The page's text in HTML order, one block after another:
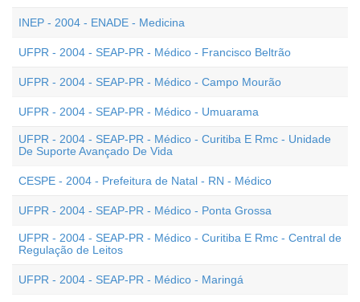
INEP - 2004 - ENADE - Medicina
UFPR - 2004 - SEAP-PR - Médico - Francisco Beltrão
UFPR - 2004 - SEAP-PR - Médico - Campo Mourão
UFPR - 2004 - SEAP-PR - Médico - Umuarama
UFPR - 2004 - SEAP-PR - Médico - Curitiba E Rmc - Unidade
De Suporte Avançado De Vida
CESPE - 2004 - Prefeitura de Natal - RN - Médico
UFPR - 2004 - SEAP-PR - Médico - Ponta Grossa
UFPR - 2004 - SEAP-PR - Médico - Curitiba E Rmc - Central de
Regulação de Leitos
UFPR - 2004 - SEAP-PR - Médico - Maringá